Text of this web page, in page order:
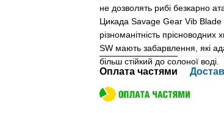
не дозволять рибі безкарно
Цикада Savage Gear Vib Blade
різноманітність
SW мають забарвлення, які
більш стійкий до солоної воді.
Оплата частями